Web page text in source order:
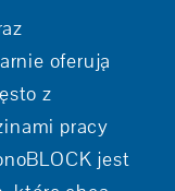
oferują
z
pracy
jest